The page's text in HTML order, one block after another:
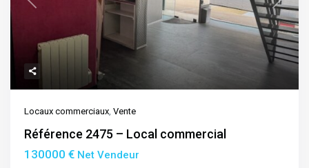
Previous Next
Locaux commerciaux Vente
Référence 2475 – Local commercial
130000 € Net Vendeur